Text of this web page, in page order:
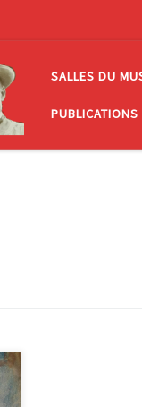
SALLES DU
PUBLICATIONS